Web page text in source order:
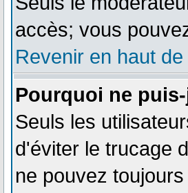
accès; vous
Revenir en haut de
Pourquoi ne
Seuls les
d'éviter le trucage
ne pouvez